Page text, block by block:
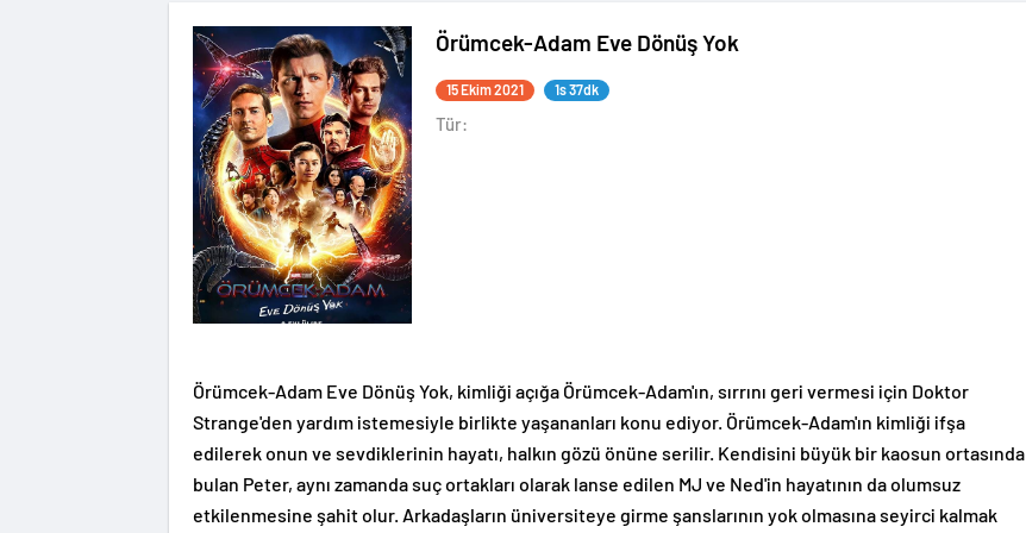
Örümcek-Adam Eve Dönüş Yok
15 Ekim 2021 1s 37dk
Tür:
Örümcek-Adam Eve Dönüş Yok, kimliği açığa Örümcek-Adam'ın, sırrını geri vermesi için Doktor
Strange'den yardım istemesiyle birlikte yaşananları konu ediyor. Örümcek-Adam'ın kimliği ifşa
edilerek onun ve sevdiklerinin hayatı, halkın gözü önüne serilir. Kendisini büyük bir kaosun ortasında
bulan Peter, aynı zamanda suç ortakları olarak lanse edilen MJ ve Ned'in hayatının da olumsuz
etkilenmesine şahit olur. Arkadaşların üniversiteye girme şanslarının yok olmasına seyirci kalmak